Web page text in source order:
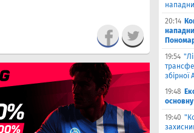
20:14
19:54
збірної
19:48
19:40